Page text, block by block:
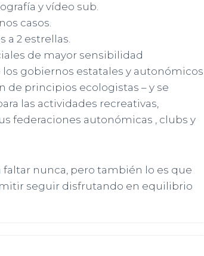
y vídeo sub.
casos.
a 2 estrellas.
de mayor sensibilidad
gobiernos estatales y autonómicos
de principios ecologistas – y se
las actividades recreativas,
federaciones autonómicas , clubs y
faltar nunca, pero también lo es que
seguir disfrutando en equilibrio